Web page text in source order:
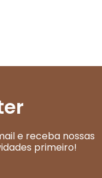
e receba nossas
primeiro!